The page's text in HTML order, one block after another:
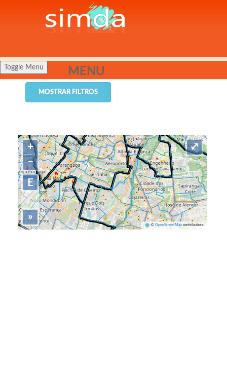
Toggle Menu MENU
MOSTRAR FILTROS
+
−
©OpenStreetMapcontributors.
E
»
⤢